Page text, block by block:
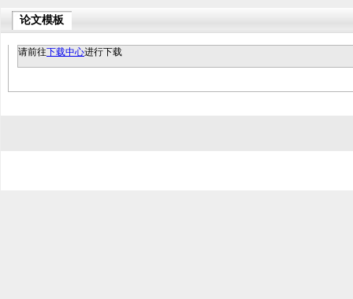
论文模板
请前往下载中心进行下载